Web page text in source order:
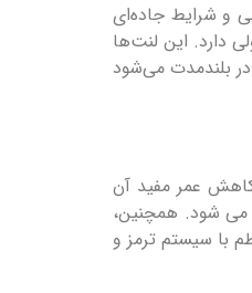
و شرایط جاده‌ای
دارد. این لنت‌ها
در بلندمدت می‌شود
کاهش عمر مفید آن
شود. یکی از دلایل رایج خرابی لنت ترمز، رانندگی با سبک تهاجمی و ترمزهای ناگهانی و شدید است که باعث ایجاد حرارت اضافی و شتاب دهی به فرسودگی می‎ شود. همچنین،
با سیستم ترمز و